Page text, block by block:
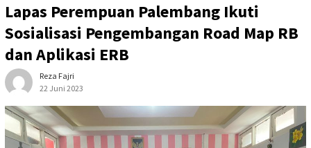
Lapas Perempuan Palembang Ikuti
Sosialisasi Pengembangan Road Map RB
dan Aplikasi ERB
Reza Fajri
22 Juni 2023